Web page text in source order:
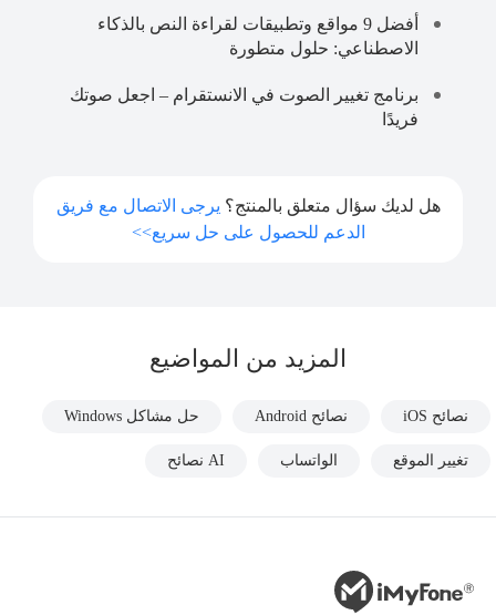
أفضل 9 مواقع وتطبيقات لقراءة النص بالذكاء
الاصطناعي: حلول متطورة
برنامج تغيير الصوت في الانستقرام – اجعل صوتك
فريدًا
هل لديك سؤال متعلق بالمنتج؟ يرجى الاتصال مع فريق
الدعم للحصول على حل سريع>>
المزيد من المواضيع
نصائح iOS نصائح Android حل مشاكل Windows
تغيير الموقع الواتساب AI نصائح